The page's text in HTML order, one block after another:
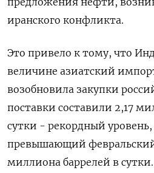
иранского конфликта.
Это привело к тому, что
величине азиатский
возобновила закупки
поставки составили 2,17
сутки - рекордный уровень,
превышающий февральский
миллиона баррелей ⁠в